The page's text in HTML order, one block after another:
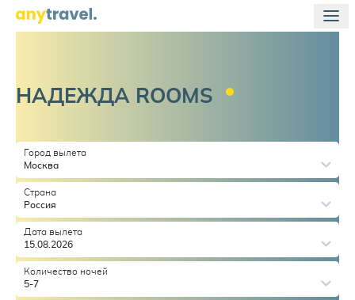
НАДЕЖДА ROOMS
Город вылета
Москва
Страна
Россия
Дата вылета
15.08.2026
Количество ночей
5-7